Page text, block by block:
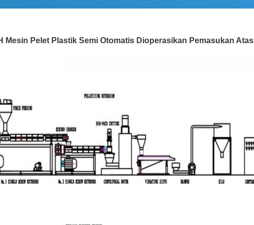
Mesin Pelet Plastik Semi Otomatis Dioperasikan Pemasukan Atas